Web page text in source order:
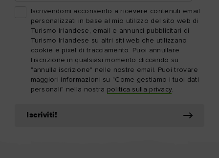
Iscrivendomi acconsento a ricevere contenuti email
personalizzati in base al mio utilizzo del sito web di
Turismo Irlandese, email e annunci pubblicitari di
Turismo Irlandese su altri siti web che utilizzano
cookie e pixel di tracciamento. Puoi annullare
l'iscrizione in qualsiasi momento cliccando su
"annulla iscrizione" nelle nostre email. Puoi trovare
maggiori informazioni su "Come gestiamo i tuoi dati
personali" nella nostra politica sulla privacy.
Iscriviti!